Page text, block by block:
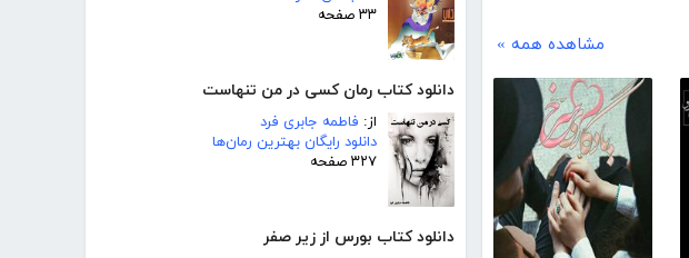
۳۳ صفحه
دانلود کتاب رمان کسی در من تنهاست
از: فاطمه جابری فرد
دانلود رایگان بهترین رمان‌ها
۳۲۷ صفحه
دانلود کتاب بورس از زیر صفر
مشاهده همه »